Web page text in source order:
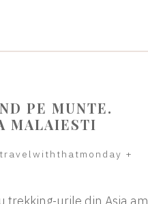
PE MUNTE.
MALAIESTI
+